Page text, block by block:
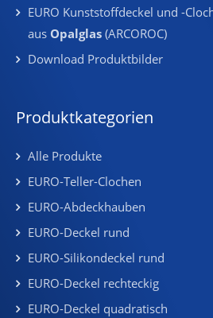
EURO Kunststoffdeckel und -
aus Opalglas (ARCOROC)
Download Produktbilder
Produktkategorien
Alle Produkte
EURO-Teller-Clochen
EURO-Abdeckhauben
EURO-Deckel rund
EURO-Silikondeckel rund
EURO-Deckel rechteckig
EURO-Deckel quadratisch